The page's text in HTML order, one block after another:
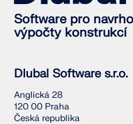
Software pro
výpočty konstrukcí
Dlubal Software s.r.o.
Anglická 28
120 00 Praha
Česká republika